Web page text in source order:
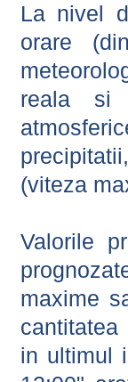
La nivel
orare
reala si
(viteza
Valorile
maxime
cantitatea
in ultimul